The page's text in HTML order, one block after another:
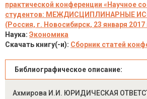
практической конференции «Научное
студентов: МЕЖДИСЦИПЛИНАРНЫЕ
(Россия, г. Новосибирск, 23 января 2017
Наука: Экономика
Скачать книгу(-и): Сборник статей
Библиографическое описание:
Ахмирова И.И. ЮРИДИЧЕСКАЯ